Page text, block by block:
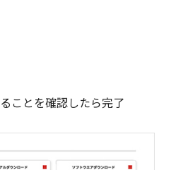
ことを確認したら完了